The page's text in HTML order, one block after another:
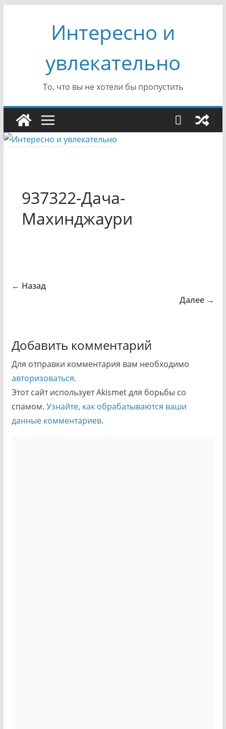
содержимомуИнтересно и
увлекательно
То, что вы не хотели бы пропустить
937322-Дача-
Махинджаури
← Назад
Далее →
Добавить комментарий
Для отправки комментария вам необходимо
авторизоваться.
Этот сайт использует Akismet для борьбы со
спамом. Узнайте, как обрабатываются ваши
данные комментариев.